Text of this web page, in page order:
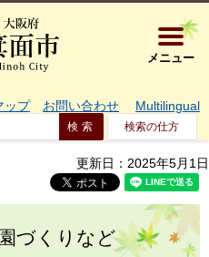
大阪府箕
メニュー
ップ お問い合わせ Multilingual
検索の仕方
更新日：2025年5月1日
づくりなど